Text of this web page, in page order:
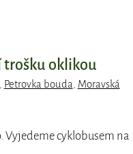
trošku oklikou
Petrovka bouda
Moravská
Vyjedeme cyklobusem na